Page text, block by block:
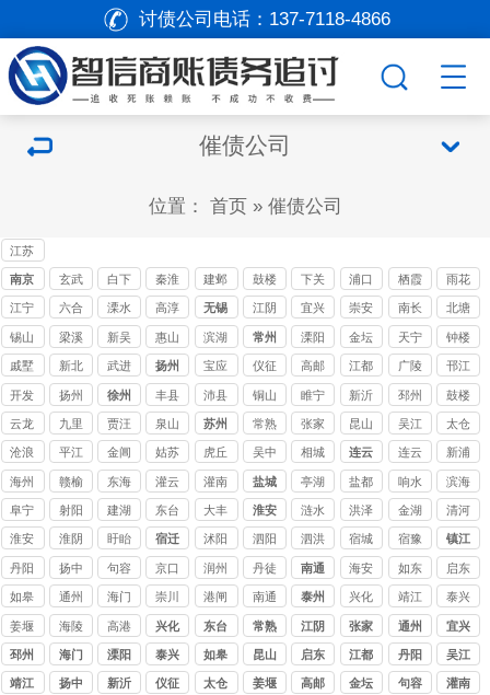
讨债公司电话： 137-7118-4866
催债公司
位置： 首页» 催债公司
江苏
讨债
公司
南京 玄武 白下 秦淮 建邺 鼓楼 下关 浦口 栖霞
雨花
台
江宁 六合 溧水 高淳 无锡
江阴
讨债
公司
宜兴
讨债
公司
崇安 南长 北塘
锡山 梁溪 新吴 惠山 滨湖 常州 溧阳 金坛 天宁 钟楼
戚墅
堰
新北 武进 扬州 宝应 仪征 高邮 江都 广陵 邗江
开发 扬州 徐州 丰县 沛县 铜山 睢宁 新沂 邳州 鼓楼
云龙 九里 贾汪 泉山 苏州
常熟
讨债
公司
张家
港讨
债公
司
昆山
讨债
公司
吴江
讨债
公司
太仓
讨债
公司
沧浪 平江 金阊 姑苏 虎丘 吴中 相城
连云
港
连云 新浦
海州 赣榆 东海 灌云 灌南 盐城 亭湖 盐都 响水 滨海
阜宁 射阳 建湖 东台 大丰 淮安 涟水 洪泽 金湖 清河
淮安 淮阴 盱眙 宿迁 沭阳 泗阳 泗洪 宿城 宿豫 镇江
丹阳 扬中 句容 京口 润州 丹徒 南通 海安 如东 启东
如皋 通州 海门 崇川 港闸 南通 泰州 兴化 靖江 泰兴
姜堰 海陵 高港 兴化 东台 常熟 江阴
张家
港
通州 宜兴
邳州 海门 溧阳 泰兴 如皋 昆山 启东 江都 丹阳 吴江
靖江 扬中 新沂 仪征 太仓 姜堰 高邮 金坛 句容 灌南